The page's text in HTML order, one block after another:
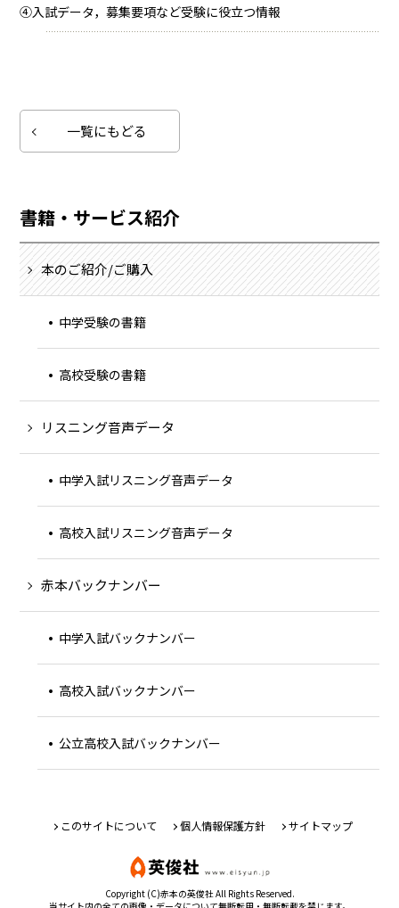
④入試データ，募集要項など受験に役立つ情報
一覧にもどる
書籍・サービス紹介
本のご紹介/ご購入
中学受験の書籍
高校受験の書籍
リスニング音声データ
中学入試リスニング音声データ
高校入試リスニング音声データ
赤本バックナンバー
中学入試バックナンバー
高校入試バックナンバー
公立高校入試バックナンバー
このサイトについて 個人情報保護方針 サイトマップ
Copyright (C)赤本の英俊社 All Rights Reserved.